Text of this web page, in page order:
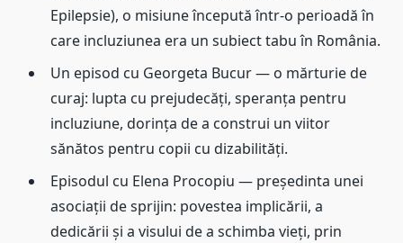
Epilepsie), o misiune începută într-o perioadă în
care incluziunea era un subiect tabu în România.
Un episod cu Georgeta Bucur — o mărturie de
curaj: lupta cu prejudecăți, speranța pentru
incluziune, dorința de a construi un viitor
sănătos pentru copii cu dizabilități.
Episodul cu Elena Procopiu — președinta unei
asociații de sprijin: povestea implicării, a
dedicării și a visului de a schimba vieți, prin